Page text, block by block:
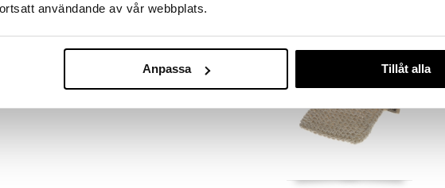
användande av vår webbplats.
Anpassa Tillåt alla